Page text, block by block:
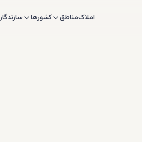
املاکمناطق کشورها